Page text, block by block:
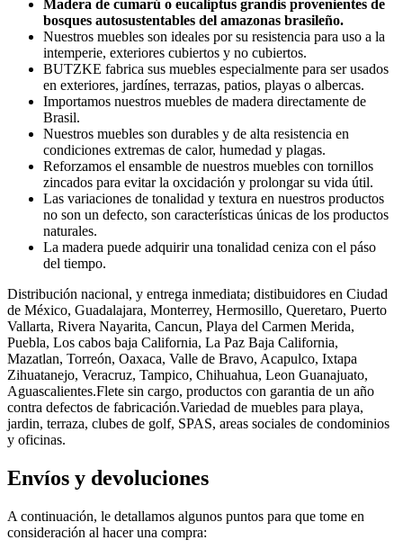
Madera de cumarú o eucaliptus grandis provenientes de
bosques autosustentables del amazonas brasileño.
Nuestros muebles son ideales por su resistencia para uso a la
intemperie, exteriores cubiertos y no cubiertos.
BUTZKE fabrica sus muebles especialmente para ser usados
en exteriores, jardínes, terrazas, patios, playas o albercas.
Importamos nuestros muebles de madera directamente de
Brasil.
Nuestros muebles son durables y de alta resistencia en
condiciones extremas de calor, humedad y plagas.
Reforzamos el ensamble de nuestros muebles con tornillos
zincados para evitar la oxcidación y prolongar su vida útil.
Las variaciones de tonalidad y textura en nuestros productos
no son un defecto, son características únicas de los productos
naturales.
La madera puede adquirir una tonalidad ceniza con el páso
del tiempo.
Distribución nacional, y entrega inmediata; distibuidores en Ciudad
de México, Guadalajara, Monterrey, Hermosillo, Queretaro, Puerto
Vallarta, Rivera Nayarita, Cancun, Playa del Carmen Merida,
Puebla, Los cabos baja California, La Paz Baja California,
Mazatlan, Torreón, Oaxaca, Valle de Bravo, Acapulco, Ixtapa
Zihuatanejo, Veracruz, Tampico, Chihuahua, Leon Guanajuato,
Aguascalientes.Flete sin cargo, productos con garantia de un año
contra defectos de fabricación.Variedad de muebles para playa,
jardin, terraza, clubes de golf, SPAS, areas sociales de condominios
y oficinas.
Envíos y devoluciones
A continuación, le detallamos algunos puntos para que tome en
consideración al hacer una compra: